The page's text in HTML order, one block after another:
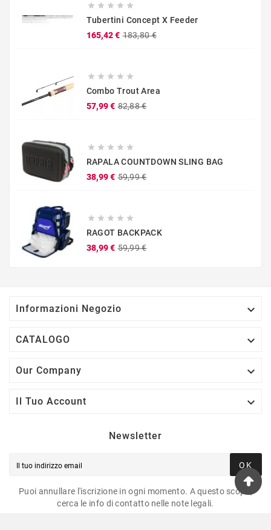
    
Tubertini Concept X Feeder
165,42 € 183,80 €
    
Combo Trout Area
57,99 € 82,88 €
    
RAPALA COUNTDOWN SLING BAG
38,99 € 59,99 €
    
RAGOT BACKPACK
38,99 € 59,99 €
Informazioni Negozio 
CATALOGO 
Our Company 
Il Tuo Account 
Newsletter
OK
Puoi annullare l'iscrizione in ogni momento. A questo scopo,
cerca le info di contatto nelle note legali.